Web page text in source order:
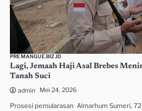
PREMANGUE.BIZ.ID
Lagi, Jemaah Haji Asal Brebes
Tanah Suci
admin Mei 24, 2026
Prosesi pemularasan Almarhum Sumeri,